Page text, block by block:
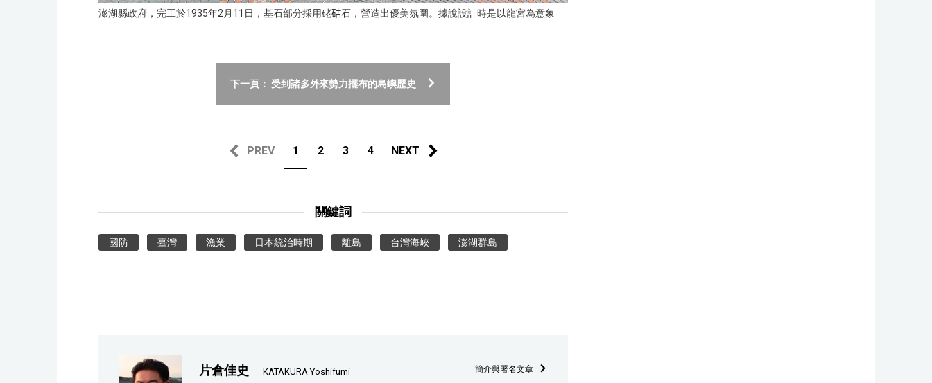
澎湖縣政府，完工於1935年2月11日，基石部分採用硓𥑮石，營造出優美氛圍。據說設計時是以龍宮為意象
下一頁： 受到諸多外來勢力擺布的島嶼歷史
PREV 1 2 3 4 NEXT
關鍵詞
國防 臺灣 漁業 日本統治時期 離島 台灣海峽 澎湖群島
片倉佳史 KATAKURA Yoshifumi 簡介與署名文章